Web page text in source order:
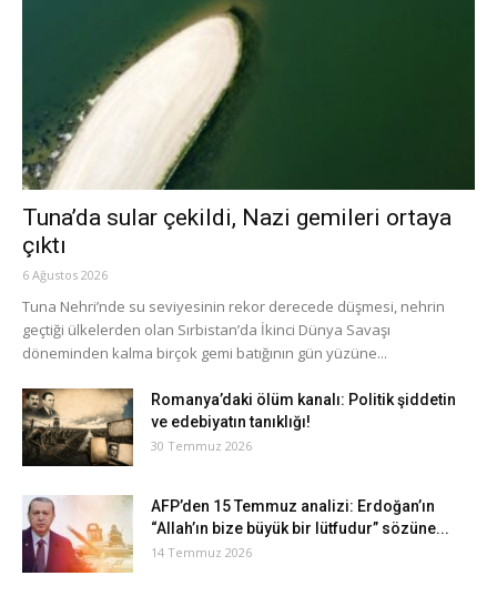
Tuna’da sular çekildi, Nazi gemileri ortaya
çıktı
6 Ağustos 2026
Tuna Nehri’nde su seviyesinin rekor derecede düşmesi, nehrin
geçtiği ülkelerden olan Sırbistan’da İkinci Dünya Savaşı
döneminden kalma birçok gemi batığının gün yüzüne...
Romanya’daki ölüm kanalı: Politik şiddetin
ve edebiyatın tanıklığı!
30 Temmuz 2026
AFP’den 15 Temmuz analizi: Erdoğan’ın
“Allah’ın bize büyük bir lütfudur” sözüne...
14 Temmuz 2026